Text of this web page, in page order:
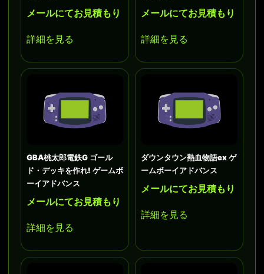
メールにてお見積もり
詳細を見る
メールにてお見積もり
詳細を見る
GBA桃太郎電鉄G ゴール
ド・デッキを作れ! ゲームボ
ーイアドバンス
メールにてお見積もり
詳細を見る
ダウンタウン熱血物語ex ゲ
ームボーイアドバンス
メールにてお見積もり
詳細を見る